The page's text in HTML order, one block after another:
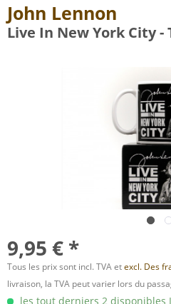
John Lennon
Live In New York City -
9,95 € *
Tous les prix sont incl. TVA etexcl. Des
livraison, la TVA peut varier lors du
les tout derniers 2